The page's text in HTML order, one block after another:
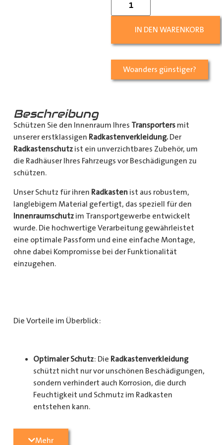
IN DEN WARENKORB
Woanders günstiger?
Beschreibung
Schützen Sie den Innenraum Ihres Transportersmit
unserer erstklassigen Radkastenverkleidung.Der
Radkastenschutzist ein unverzichtbares Zubehör, um
die Radhäuser Ihres Fahrzeugs vor Beschädigungen zu
schützen.
Unser Schutz für ihren Radkastenist aus robustem,
langlebigem Material gefertigt, das speziell für den
Innenraumschutzim Transportgewerbe entwickelt
wurde. Die hochwertige Verarbeitung gewährleistet
eine optimale Passform und eine einfache Montage,
ohne dabei Kompromisse bei der Funktionalität
einzugehen.
Die Vorteile im Überblick:
Optimaler Schutz: Die Radkastenverkleidung
schützt nicht nur vor unschönen Beschädigungen,
sondern verhindert auch Korrosion, die durch
Feuchtigkeit und Schmutz im Radkasten
entstehen kann.
Langlebigkeit
Mehr